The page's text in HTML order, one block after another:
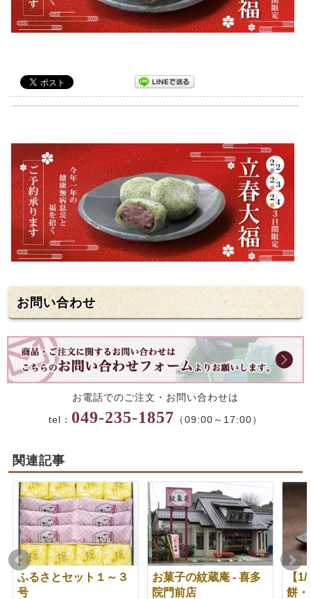
お問い合わせ
お電話でのご注文・お問い合わせは
tel： 049-235-1857 （09:00～17:00）
関連記事
ふるさとセット１～３
号
お菓子の紋蔵庵 - 喜多
院門前店
【
餅